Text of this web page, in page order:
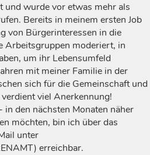
und wurde vor etwas mehr als
Bereits in meinem ersten Job
von Bürgerinteressen in die
Arbeitsgruppen moderiert, in
um ihr Lebensumfeld
mit meiner Familie in der
sich für die Gemeinschaft und
viel Anerkennung!
den nächsten Monaten näher
möchten, bin ich über das
unter
erreichbar.